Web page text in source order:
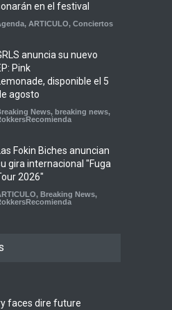
en el festival
, ARTICULO, Conciertos
anuncia su nuevo
Pink
disponible el 5
agosto
News, breaking news,
Fokin Biches anuncian
gira internacional "Fuga
2026"
, Breaking News,
de Psychedelic Porn
,Sin
faces dire future